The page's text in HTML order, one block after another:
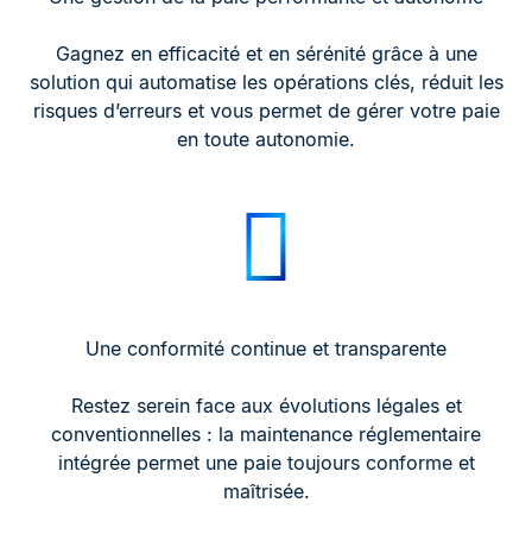
Gagnez en efficacité et en sérénité grâce à une
solution qui automatise les opérations clés, réduit les
risques d’erreurs et vous permet de gérer votre paie
en toute autonomie.
Une conformité continue et transparente
Restez serein face aux évolutions légales et
conventionnelles : la maintenance réglementaire
intégrée permet une paie toujours conforme et
maîtrisée.